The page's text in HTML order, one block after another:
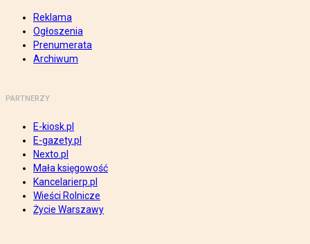
Reklama
Ogłoszenia
Prenumerata
Archiwum
PARTNERZY
E-kiosk.pl
E-gazety.pl
Nexto.pl
Mała księgowość
Kancelarierp.pl
Wieści Rolnicze
Życie Warszawy